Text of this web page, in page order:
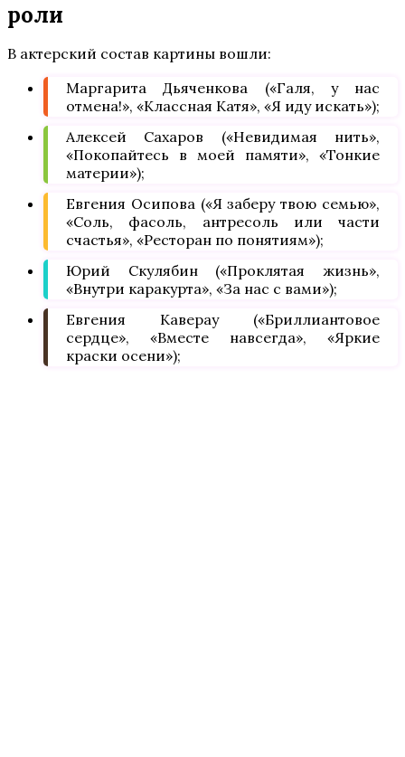
роли
В актерский состав картины вошли:
Маргарита Дьяченкова («Галя, у нас
отмена!», «Классная Катя», «Я иду искать»);
Алексей Сахаров («Невидимая нить»,
«Покопайтесь в моей памяти», «Тонкие
материи»);
Евгения Осипова («Я заберу твою семью»,
«Соль, фасоль, антресоль или части
счастья», «Ресторан по понятиям»);
Юрий Скулябин («Проклятая жизнь»,
«Внутри каракурта», «За нас с вами»);
Евгения Каверау («Бриллиантовое
сердце», «Вместе навсегда», «Яркие
краски осени»);